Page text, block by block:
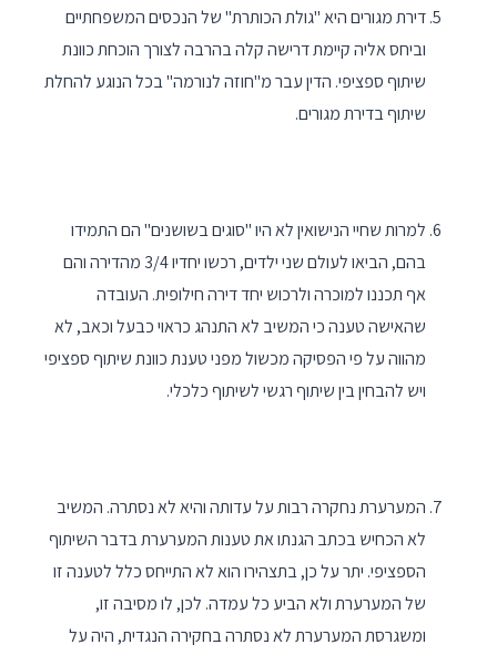
דירת מגורים היא "גולת הכותרת" של הנכסים המשפחתיים
וביחס אליה קיימת דרישה קלה בהרבה לצורך הוכחת כוונת
שיתוף ספציפי. הדין עבר מ"חוזה לנורמה" בכל הנוגע להחלת
שיתוף בדירת מגורים.
למרות שחיי הנישואין לא היו "סוגים בשושנים" הם התמידו
בהם, הביאו לעולם שני ילדים, רכשו יחדיו 3/4 מהדירה והם
אף תכננו למוכרה ולרכוש יחד דירה חילופית. העובדה
שהאישה טענה כי המשיב לא התנהג כראוי כבעל וכאב, לא
מהווה על פי הפסיקה מכשול מפני טענת כוונת שיתוף ספציפי
ויש להבחין בין שיתוף רגשי לשיתוף כלכלי.
המערערת נחקרה רבות על עדותה והיא לא נסתרה. המשיב
לא הכחיש בכתב הגנתו את טענות המערערת בדבר השיתוף
הספציפי. יתר על כן, בתצהירו הוא לא התייחס כלל לטענה זו
של המערערת ולא הביע כל עמדה. לכן, לו מסיבה זו,
ומשגרסת המערערת לא נסתרה בחקירה הנגדית, היה על